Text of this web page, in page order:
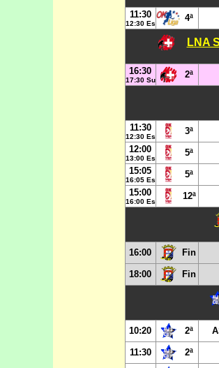
11:30
12:30 Es
4ª
LNA
16:30
17:30 Su
2ª
11:30
12:30 Es
3ª
12:00
13:00 Es
5ª
15:05
16:05 Es
5ª
15:00
16:00 Es
12ª
16:00 Fin
18:00 Fin
10:20 2ª
11:30 2ª